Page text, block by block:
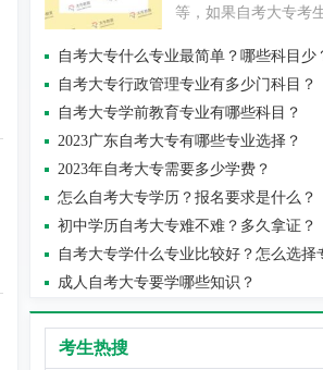
等，如果自考大专考
费1000元左右；如果
生报考辅导机构，花
实际当地消费水平为准
自考大专什么专业最简单？哪些科目少
自考大专行政管理专业有多少门科目？
自考大专学前教育专业有哪些科目？
2023广东自考大专有哪些专业选择？
2023年自考大专需要多少学费？
怎么自考大专学历？报名要求是什么？
初中学历自考大专难不难？多久拿证？
自考大专学什么专业比较好？怎么选择
成人自考大专要学哪些知识？
考生热搜